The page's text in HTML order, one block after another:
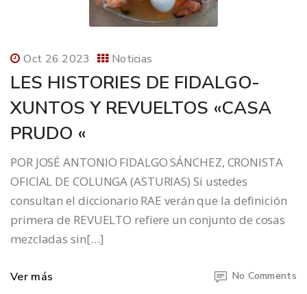
Oct 26 2023 Noticias
LES HISTORIES DE FIDALGO-
XUNTOS Y REVUELTOS «CASA
PRUDO «
POR JOSÉ ANTONIO FIDALGO SÁNCHEZ, CRONISTA
OFICIAL DE COLUNGA (ASTURIAS) Si ustedes
consultan el diccionario RAE verán que la definición
primera de REVUELTO refiere un conjunto de cosas
mezcladas sin[…]
Ver más No Comments